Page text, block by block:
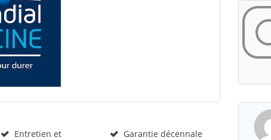
Entretien et
Garantie décennale